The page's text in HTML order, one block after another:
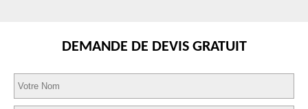
DEMANDE DE DEVIS GRATUIT